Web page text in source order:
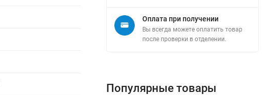
Оплата при получении
Вы всегда можете оплатить товар
после проверки в отделении.
Популярные товары